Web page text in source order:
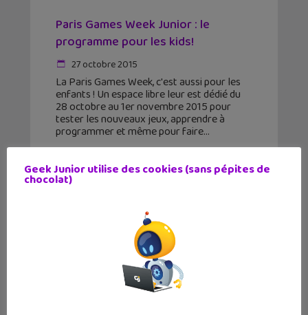
Paris Games Week Junior : le
programme pour les kids!
27 octobre 2015
La Paris Games Week, c'est aussi pour les
enfants ! Un espace libre leur est dédié du
28 octobre au 1er novembre 2015 pour
tester les nouveaux jeux, apprendre à
programmer et même pour faire
Geek Junior utilise des cookies (sans pépites de
chocolat)